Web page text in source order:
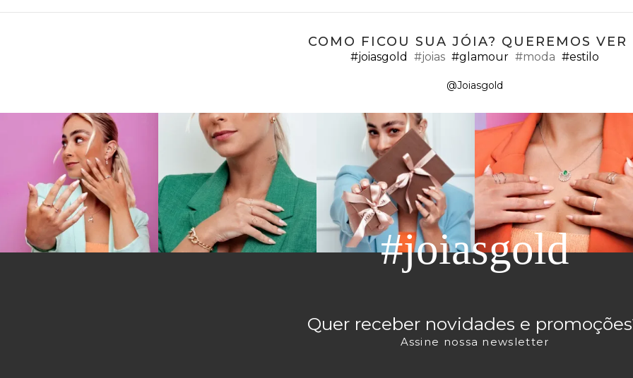
COMO FICOU SUA JÓIA? QUEREMOS VER
#joiasgold #joias #glamour #moda #estilo
@Joiasgold
#joiasgold
Quer receber novidades e
Assine nossa newsletter